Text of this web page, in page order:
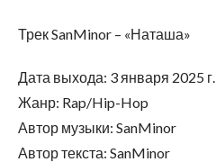
Трек SanMinor – «Наташа»
Дата выхода: 3 января 2025 г.
Жанр: Rap/Hip-Hop
Автор музыки: SanMinor
Автор текста: SanMinor